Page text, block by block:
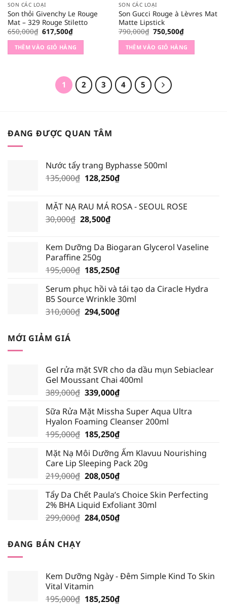
SON CÁC LOẠI
Son thỏi Givenchy Le Rouge
Mat – 329 Rouge Stiletto
650,000₫ Giá
gốc
là:
650,000₫.
617,500₫Giá
hiện
tại
là:
617,500₫.
THÊM VÀO GIỎ HÀNG
SON CÁC LOẠI
Son Gucci Rouge à Lèvres Mat
Matte Lipstick
790,000₫ Giá
gốc
là:
790,000₫.
750,500₫Giá
hiện
tại
là:
750,500₫.
THÊM VÀO GIỎ HÀNG
1 2 3 4 5
ĐANG ĐƯỢC QUAN TÂM
Nước tẩy trang Byphasse 500ml
135,000₫ Giá
135,000₫.
128,250₫Giá
là:
MẶT NẠ RAU MÁ ROSA - SEOUL ROSE
30,000₫ Giá
30,000₫.
28,500₫Giá
là:
Kem Dưỡng Da Biogaran Glycerol Vaseline
Paraffine 250g
195,000₫ Giá
là:
195,000₫.
185,250₫Giá
tại
là:
185,250₫.
Serum phục hồi và tái tạo da Ciracle Hydra
B5 Source Wrinkle 30ml
310,000₫ Giá
294,500₫Giá
MỚI GIẢM GIÁ
Gel rửa mặt SVR cho da dầu mụn Sebiaclear
Gel Moussant Chai 400ml
389,000₫ Giá
là:
389,000₫.
339,000₫Giá
tại
là:
339,000₫.
Sữa Rửa Mặt Missha Super Aqua Ultra
Hyalon Foaming Cleanser 200ml
195,000₫ Giá
là:
195,000₫.
185,250₫Giá
tại
là:
185,250₫.
Mặt Nạ Môi Dưỡng Ẩm Klavuu Nourishing
Care Lip Sleeping Pack 20g
219,000₫ Giá
là:
219,000₫.
208,050₫Giá
tại
là:
208,050₫.
Tẩy Da Chết Paula’s Choice Skin Perfecting
2% BHA Liquid Exfoliant 30ml
299,000₫ Giá
284,050₫Giá
ĐANG BÁN CHẠY
Kem Dưỡng Ngày - Đêm Simple Kind To Skin
Vital Vitamin
195,000₫ Giá
185,250₫Giá